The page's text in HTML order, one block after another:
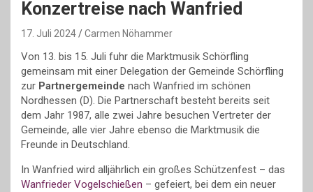
Konzertreise nach Wanfried
17. Juli 2024 Carmen Nöhammer
Von 13. bis 15. Juli fuhr die Marktmusik Schörfling
gemeinsam mit einer Delegation der Gemeinde Schörfling
zur Partnergemeinde nach Wanfried im schönen
Nordhessen (D). Die Partnerschaft besteht bereits seit
dem Jahr 1987, alle zwei Jahre besuchen Vertreter der
Gemeinde, alle vier Jahre ebenso die Marktmusik die
Freunde in Deutschland.
In Wanfried wird alljährlich ein großes Schützenfest – das
Wanfrieder Vogelschießen – gefeiert, bei dem ein neuer